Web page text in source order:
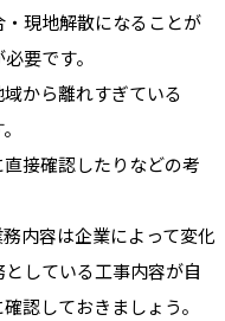
現地解散になることが
要です。
から離れすぎている
接確認したりなどの考
内容は企業によって変化
している工事内容が自
認しておきましょう。